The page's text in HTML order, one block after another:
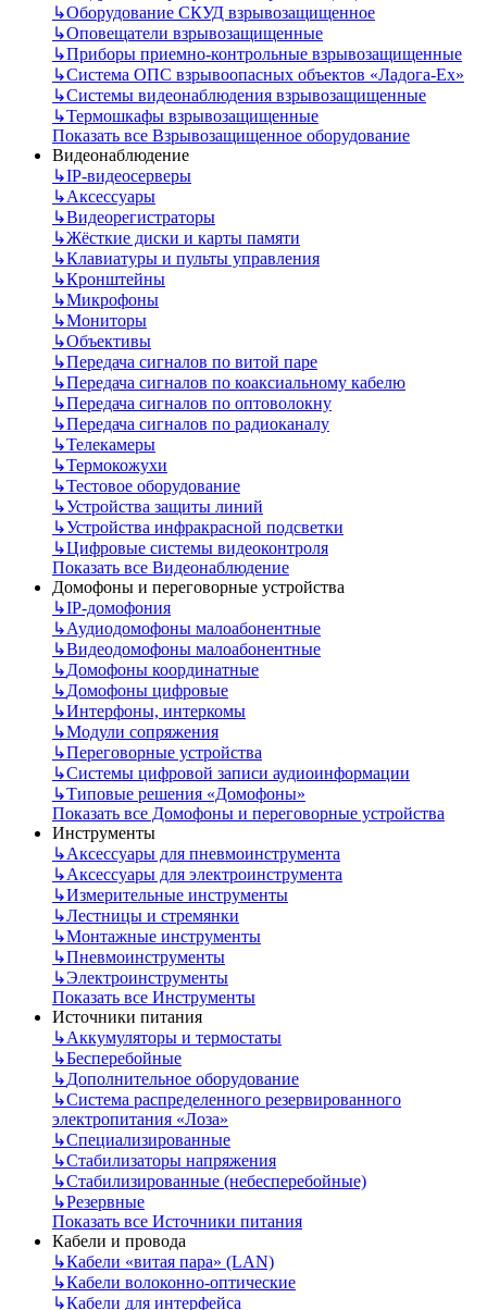
↳Оборудование СКУД взрывозащищенное
↳Оповещатели взрывозащищенные
↳Приборы приемно-контрольные взрывозащищенные
↳Система ОПС взрывоопасных объектов «Ладога-Ex»
↳Системы видеонаблюдения взрывозащищенные
↳Термошкафы взрывозащищенные
Показать все Взрывозащищенное оборудование
Видеонаблюдение
↳IP-видеосерверы
↳Аксессуары
↳Видеорегистраторы
↳Жёсткие диски и карты памяти
↳Клавиатуры и пульты управления
↳Кронштейны
↳Микрофоны
↳Мониторы
↳Объективы
↳Передача сигналов по витой паре
↳Передача сигналов по коаксиальному кабелю
↳Передача сигналов по оптоволокну
↳Передача сигналов по радиоканалу
↳Телекамеры
↳Термокожухи
↳Тестовое оборудование
↳Устройства защиты линий
↳Устройства инфракрасной подсветки
↳Цифровые системы видеоконтроля
Показать все Видеонаблюдение
Домофоны и переговорные устройства
↳IP-домофония
↳Аудиодомофоны малоабонентные
↳Видеодомофоны малоабонентные
↳Домофоны координатные
↳Домофоны цифровые
↳Интерфоны, интеркомы
↳Модули сопряжения
↳Переговорные устройства
↳Системы цифровой записи аудиоинформации
↳Типовые решения «Домофоны»
Показать все Домофоны и переговорные устройства
Инструменты
↳Аксессуары для пневмоинструмента
↳Аксессуары для электроинструмента
↳Измерительные инструменты
↳Лестницы и стремянки
↳Монтажные инструменты
↳Пневмоинструменты
↳Электроинструменты
Показать все Инструменты
Источники питания
↳Аккумуляторы и термостаты
↳Бесперебойные
↳Дополнительное оборудование
↳Система распределенного резервированного
электропитания «Лоза»
↳Специализированные
↳Стабилизаторы напряжения
↳Стабилизированные (небесперебойные)
↳Резервные
Показать все Источники питания
Кабели и провода
↳Кабели «витая пара» (LAN)
↳Кабели волоконно-оптические
↳Кабели для интерфейса